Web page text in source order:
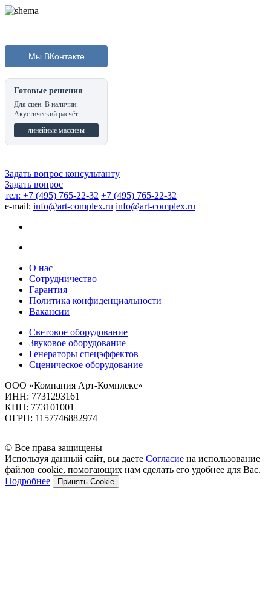
Мы ВКонтакте
Готовые решения
Для сцен. В наличии.
Акустический расчёт.
линейные массивы
Задать вопрос консультанту
Задать вопрос
тел: +7 (495) 765-22-32 +7 (495) 765-22-32
e-mail: info@art-complex.ru info@art-complex.ru
О нас
Сотрудничество
Гарантия
Политика конфиденциальности
Вакансии
Световое оборудование
Звуковое оборудование
Генераторы спецэффектов
Сценическое оборудование
ООО «Компания Арт-Комплекс»
ИНН: 7731293161
КПП: 773101001
ОГРН: 1157746882974
© Все права защищены
Используя данный сайт, вы даете Согласие на использование
файлов cookie, помогающих нам сделать его удобнее для Вас.
Подробнее
Принять Cookie